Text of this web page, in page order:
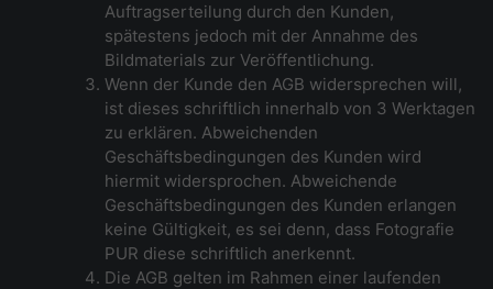
Auftragserteilung durch den Kunden,
spätestens jedoch mit der Annahme des
Bildmaterials zur Veröffentlichung.
Wenn der Kunde den AGB widersprechen will,
ist dieses schriftlich innerhalb von 3 Werktagen
zu erklären. Abweichenden
Geschäftsbedingungen des Kunden wird
hiermit widersprochen. Abweichende
Geschäftsbedingungen des Kunden erlangen
keine Gültigkeit, es sei denn, dass Fotografie
PUR diese schriftlich anerkennt.
Die AGB gelten im Rahmen einer laufenden